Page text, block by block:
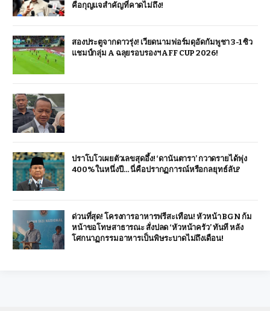
คือกุญแจสำคัญที่คาดไม่ถึง!
สองประตูจากดาวรุ่ง! เวียดนามฟอร์มดุอัดกัมพูชา 3-1 ซิว
แชมป์กลุ่ม A ฉลุยรอบรองฯ AFF CUP 2026!
ปราโบโวเผยตัวเลขสุดอึ้ง! ‘ดานันตารา’ กวาดรายได้พุ่ง
400% ในหนึ่งปี… นี่คือปรากฏการณ์หรือกลยุทธ์ลับ?
ด่วนที่สุด! โครงการอาหารฟรีสะเทือน! หัวหน้า BGN ก้ม
หน้าขอโทษสาธารณะ สั่งปลด ‘หัวหน้าครัว’ ทันที หลัง
โศกนาฏกรรมอาหารเป็นพิษระบาดไม่ถึงเดือน!